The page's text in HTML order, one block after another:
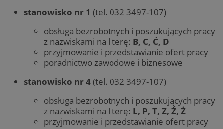
stanowisko nr 1 (tel. 032 3497-107)
obsługa bezrobotnych i poszukujących pracy
z nazwiskami na literę: B, C, Ć, D
przyjmowanie i przedstawianie ofert pracy
poradnictwo zawodowe i biznesowe
stanowisko nr 4(tel. 032 3497-107)
obsługa bezrobotnych i poszukujących pracy
z nazwiskami na literę: L, P, T, Z, Ź, Ż
przyjmowanie i przedstawianie ofert pracy